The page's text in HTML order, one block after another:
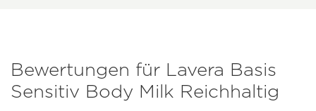
Bewertungen für Lavera Basis
Sensitiv Body Milk Reichhaltig